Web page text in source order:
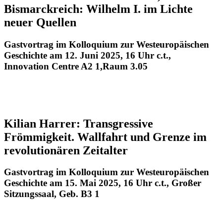
Bismarckreich: Wilhelm I. im Lichte
neuer Quellen
Gastvortrag im Kolloquium zur Westeuropäischen
Geschichte am 12. Juni 2025, 16 Uhr c.t.,
Innovation Centre A2 1,Raum 3.05
Kilian Harrer: Transgressive
Frömmigkeit. Wallfahrt und Grenze im
revolutionären Zeitalter
Gastvortrag im Kolloquium zur Westeuropäischen
Geschichte am 15. Mai 2025, 16 Uhr c.t., Großer
Sitzungssaal, Geb. B3 1